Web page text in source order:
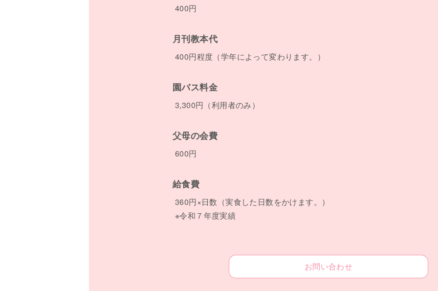
400円
月刊教本代
400円程度（学年によって変わります。）
園バス料金
3,300円（利用者のみ）
父母の会費
600円
給食費
360円×日数（実食した日数をかけます。）
※令和７年度実績
お問い合わせ